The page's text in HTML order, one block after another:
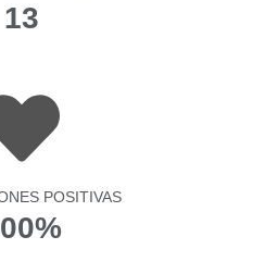
13
POSITIVAS